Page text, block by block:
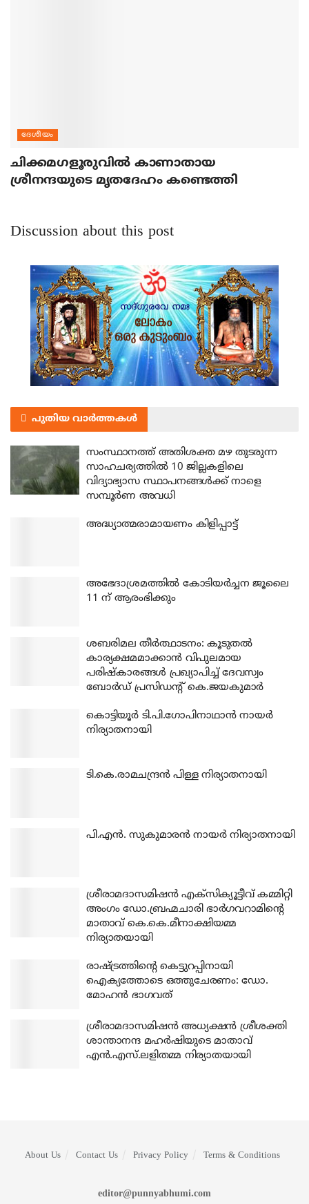
ദേശീയം
ചിക്കമഗളൂരുവില്‍ കാണാതായ
ശ്രീനന്ദയുടെ മൃതദേഹം കണ്ടെത്തി
Discussion about this post
പുതിയ വാർത്തകൾ
സംസ്ഥാനത്ത് അതിശക്ത മഴ തുടരുന്ന
സാഹചര്യത്തിൽ 10 ജില്ലകളിലെ
വിദ്യാഭ്യാസ സ്ഥാപനങ്ങൾക്ക് നാളെ
സമ്പൂർണ അവധി
അദ്ധ്യാത്മരാമായണം കിളിപ്പാട്ട്
അഭേദാശ്രമത്തില്‍ കോടിയര്‍ച്ചന ജൂലൈ
11 ന് ആരംഭിക്കും
ശബരിമല തീര്‍ത്ഥാടനം: കൂടുതല്‍
കാര്യക്ഷമമാക്കാന്‍ വിപുലമായ
പരിഷ്‌കാരങ്ങള്‍ പ്രഖ്യാപിച്ച് ദേവസ്വം
ബോര്‍ഡ് പ്രസിഡന്റ് കെ.ജയകുമാര്‍
കൊട്ടിയൂര്‍ ടി.പി.ഗോപിനാഥാന്‍ നായര്‍
നിര്യാതനായി
ടി.കെ.രാമചന്ദ്രന്‍ പിള്ള നിര്യാതനായി
പി.എന്‍. സുകുമാരന്‍ നായര്‍ നിര്യാതനായി
ശ്രീരാമദാസമിഷന്‍ എക്‌സിക്യൂട്ടീവ് കമ്മിറ്റി
അംഗം ഡോ.ബ്രഹ്മചാരി ഭാര്‍ഗവറാമിന്റെ
മാതാവ് കെ.കെ.മീനാക്ഷിയമ്മ
നിര്യാതയായി
രാഷ്ട്രത്തിന്റെ കെട്ടുറപ്പിനായി
ഐക്യത്തോടെ ഒത്തുചേരണം: ഡോ.
മോഹന്‍ ഭാഗവത്
ശ്രീരാമദാസമിഷന്‍ അധ്യക്ഷന്‍ ശ്രീശക്തി
ശാന്താനന്ദ മഹര്‍ഷിയുടെ മാതാവ്
എന്‍.എസ്.ലളിതമ്മ നിര്യാതയായി
About Us Contact Us Privacy Policy Terms & Conditions
editor@punnyabhumi.com